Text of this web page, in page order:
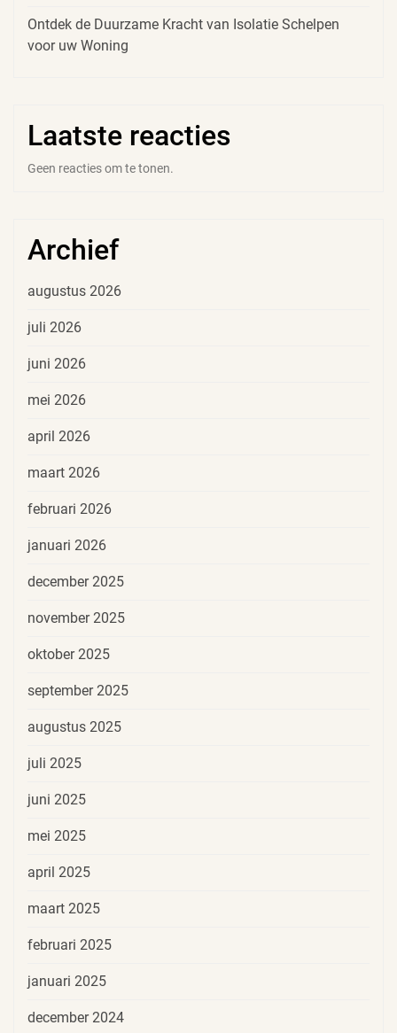
Ontdek de Duurzame Kracht van Isolatie Schelpen
voor uw Woning
Laatste reacties
Geen reacties om te tonen.
Archief
augustus 2026
juli 2026
juni 2026
mei 2026
april 2026
maart 2026
februari 2026
januari 2026
december 2025
november 2025
oktober 2025
september 2025
augustus 2025
juli 2025
juni 2025
mei 2025
april 2025
maart 2025
februari 2025
januari 2025
december 2024